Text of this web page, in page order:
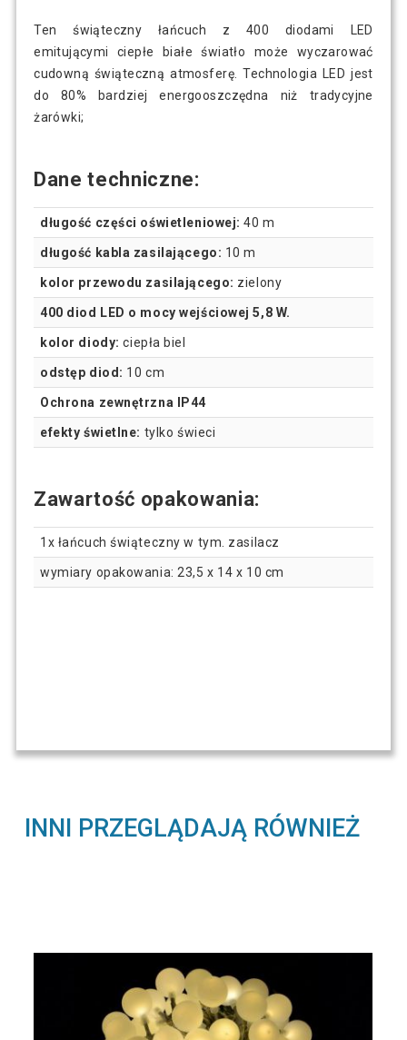
Ten świąteczny łańcuch z 400 diodami LED
emitującymi ciepłe białe światło może wyczarować
cudowną świąteczną atmosferę. Technologia LED jest
do 80% bardziej energooszczędna niż tradycyjne
żarówki;
Dane techniczne:
długość części oświetleniowej: 40 m
długość kabla zasilającego: 10 m
kolor przewodu zasilającego: zielony
400 diod LED o mocy wejściowej 5,8 W.
kolor diody: ciepła biel
odstęp diod: 10 cm
Ochrona zewnętrzna IP44
efekty świetlne: tylko świeci
Zawartość opakowania:
1x łańcuch świąteczny w tym. zasilacz
wymiary opakowania: 23,5 x 14 x 10 cm
INNI PRZEGLĄDAJĄ RÓWNIEŻ